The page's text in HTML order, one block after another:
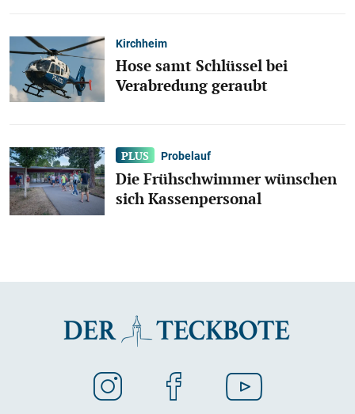
Kirchheim
Hose samt Schlüssel bei
Verabredung geraubt
Probelauf
Die Frühschwimmer wünschen
sich Kassenpersonal